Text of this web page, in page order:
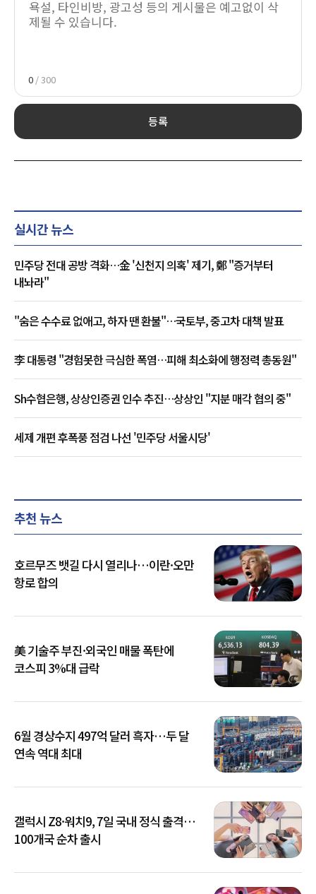
0 / 300
등록
실시간 뉴스
민주당 전대 공방 격화…金 '신천지 의혹' 제기, 鄭 "증거부터
내놔라"
"숨은 수수료 없애고, 하자 땐 환불"…국토부, 중고차 대책 발표
李 대통령 "경험못한 극심한 폭염…피해 최소화에 행정력 총동원"
Sh수협은행, 상상인증권 인수 추진…상상인 "지분 매각 협의 중"
세제 개편 후폭풍 점검 나선 '민주당 서울시당'
추천 뉴스
호르무즈 뱃길 다시 열리나…이란·오만
항로 합의
美 기술주 부진·외국인 매물 폭탄에
코스피 3%대 급락
6월 경상수지 497억 달러 흑자…두 달
연속 역대 최대
갤럭시 Z8·워치9, 7일 국내 정식 출격…
100개국 순차 출시